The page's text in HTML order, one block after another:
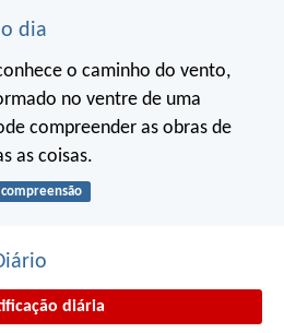
dia
o caminho do vento,
no ventre de uma
compreender as obras de
as coisas.
compreensão
diária